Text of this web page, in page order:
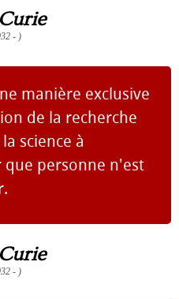
- )
manière exclusive
de la recherche
science à
personne n'est
- )